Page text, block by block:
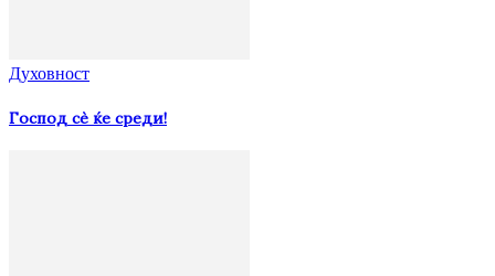
Духовност
Господ сѐ ќе среди!